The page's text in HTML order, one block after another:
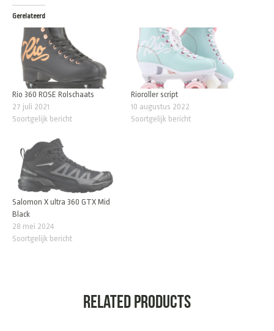
Gerelateerd
Rio 360 ROSE Rolschaats
27 juli 2021
Soortgelijk bericht
Rioroller script
10 augustus 2022
Soortgelijk bericht
Salomon X ultra 360 GTX Mid
Black
28 mei 2024
Soortgelijk bericht
Related products